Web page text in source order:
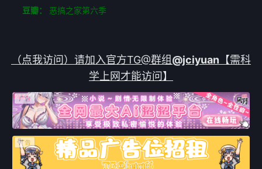
豆瓣：
恶搞之家第六季
（点我访问）请加入官方TG@群组@jciyuan 【需科
学上网才能访问】